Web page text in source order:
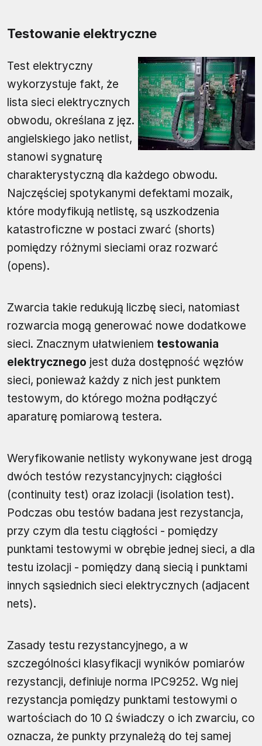
Testowanie elektryczne
Test elektryczny
wykorzystuje fakt, że
lista sieci elektrycznych
obwodu, określana z jęz.
angielskiego jako netlist,
stanowi sygnaturę
charakterystyczną dla każdego obwodu.
Najczęściej spotykanymi defektami mozaik,
które modyfikują netlistę, są uszkodzenia
katastroficzne w postaci zwarć (shorts)
pomiędzy różnymi sieciami oraz rozwarć
(opens).
Zwarcia takie redukują liczbę sieci, natomiast
rozwarcia mogą generować nowe dodatkowe
sieci. Znacznym ułatwieniem testowania
elektrycznego jest duża dostępność węzłów
sieci, ponieważ każdy z nich jest punktem
testowym, do którego można podłączyć
aparaturę pomiarową testera.
Weryfikowanie netlisty wykonywane jest drogą
dwóch testów rezystancyjnych: ciągłości
(continuity test) oraz izolacji (isolation test).
Podczas obu testów badana jest rezystancja,
przy czym dla testu ciągłości - pomiędzy
punktami testowymi w obrębie jednej sieci, a dla
testu izolacji - pomiędzy daną siecią i punktami
innych sąsiednich sieci elektrycznych (adjacent
nets).
Zasady testu rezystancyjnego, a w
szczególności klasyfikacji wyników pomiarów
rezystancji, definiuje norma IPC9252. Wg niej
rezystancja pomiędzy punktami testowymi o
wartościach do 10 Ω świadczy o ich zwarciu, co
oznacza, że punkty przynależą do tej samej